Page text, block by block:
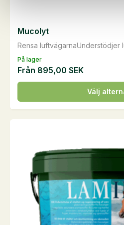
På lager
Rensa luftvägarnaUnderstödjer
Mucolyt
Från 895,00 SEK
Välj
Den
här
produkten
varianter.
olika
alternativen